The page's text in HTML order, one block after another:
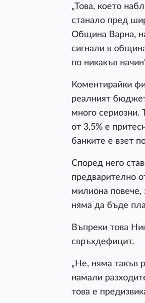
„Това, което
станало пред
Община Варна,
сигнали в
по никакъв
Коментирайки
реалният
много сериозни.
от 3,5% е
банките е взет
Според него
предварително
милиона повече,
няма да бъде
Въпреки това
свръхдефицит.
„Не, няма такъв
намали
това е